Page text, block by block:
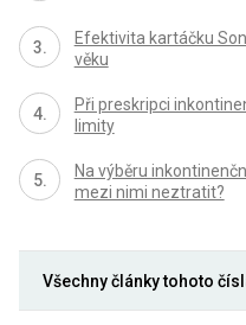
Efektivita kartáčku
věku
Při preskripci
limity
Na výběru
mezi nimi neztratit?
Všechny články tohoto